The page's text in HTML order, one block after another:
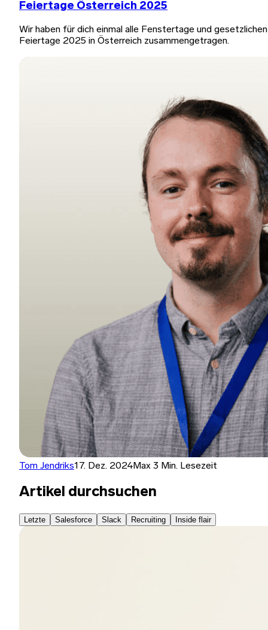
Feiertage Österreich 2025
Wir haben für dich einmal alle Fenstertage und gesetzlichen
Feiertage 2025 in Österreich zusammengetragen.
Tom Jendriks17. Dez. 2024Max 3 Min. Lesezeit
Artikel durchsuchen
Letzte Salesforce Slack Recruiting Inside flair